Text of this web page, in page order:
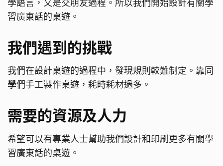
學語言，又是交朋友過程。所以我們開始設計有關學
習廣東話的桌遊。
我們遇到的挑戰
我們在設計桌遊的過程中，發現規則較難制定。靠同
學們手工製作桌遊，耗時耗材過多。
需要的資源及人力
希望可以有專業人士幫助我們設計和印刷更多有關學
習廣東話的桌遊。